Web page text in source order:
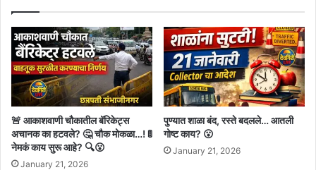
!!
🚨 आकाशवाणी चौकातील बॅरिकेट्स
अचानक का हटवले? 🤔 चौक मोकळा…! 🚦
नेमकं काय सुरू आहे? 🔍😮
January 21, 2026
पुण्यात शाळा बंद, रस्ते बदलले… आतली
गोष्ट काय? 😮
January 21, 2026